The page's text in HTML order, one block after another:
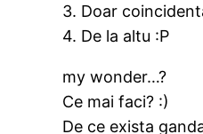
3. Doar
4. De la altu :P
my wonder…?
Ce mai faci? :)
De ce exista